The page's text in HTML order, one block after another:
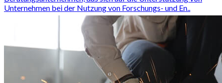
Unternehmen bei der Nutzung von Forschungs- und En..